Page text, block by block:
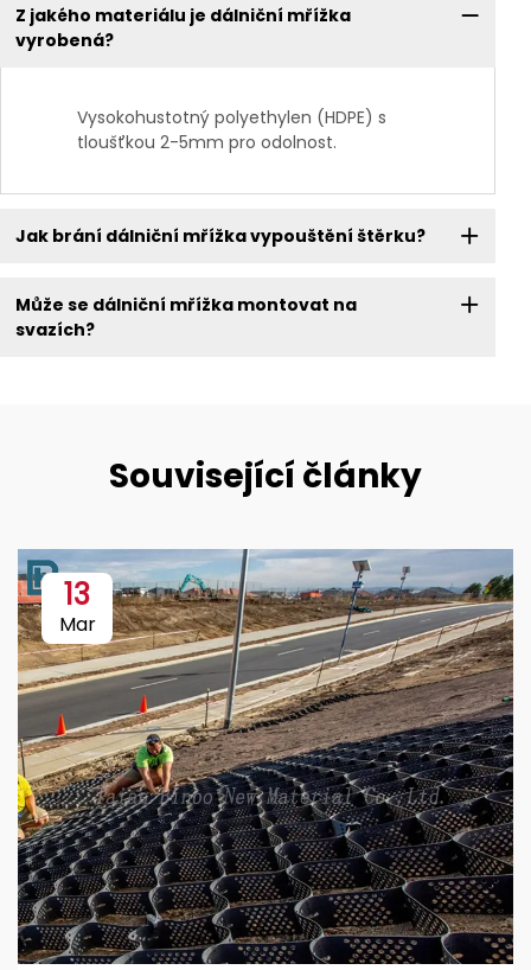
Z jakého materiálu je dálniční mřížka
vyrobená?
Vysokohustotný polyethylen (HDPE) s
tloušťkou 2-5mm pro odolnost.
Jak brání dálniční mřížka vypouštění štěrku?
Může se dálniční mřížka montovat na
svazích?
Související články
13
Mar